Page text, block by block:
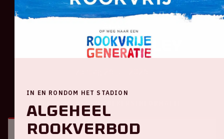
Ajax – Burnley
IN EN RONDOM HET STADION
Algeheel
rookverbod